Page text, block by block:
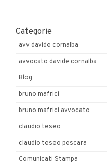
Categorie
avv davide cornalba
avvocato davide cornalba
Blog
bruno mafrici
bruno mafrici avvocato
claudio teseo
claudio teseo pescara
Comunicati Stampa